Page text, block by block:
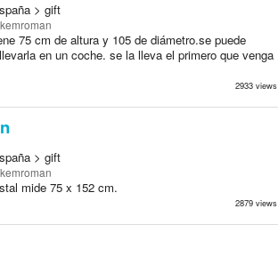
> gift
75 cm de altura y 105 de diámetro.se puede
en un coche. se la lleva el primero que venga
2933 views
> gift
mide 75 x 152 cm.
2879 views